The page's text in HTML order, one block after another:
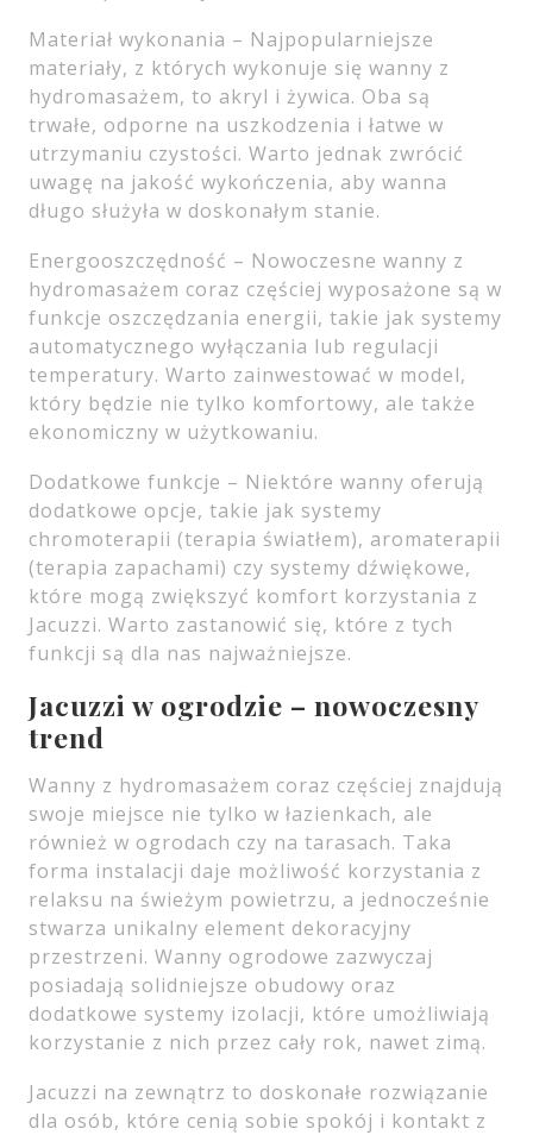
Materiał wykonania – Najpopularniejsze
materiały, z których wykonuje się wanny z
hydromasażem, to akryl i żywica. Oba są
trwałe, odporne na uszkodzenia i łatwe w
utrzymaniu czystości. Warto jednak zwrócić
uwagę na jakość wykończenia, aby wanna
długo służyła w doskonałym stanie.
Energooszczędność – Nowoczesne wanny z
hydromasażem coraz częściej wyposażone są w
funkcje oszczędzania energii, takie jak systemy
automatycznego wyłączania lub regulacji
temperatury. Warto zainwestować w model,
który będzie nie tylko komfortowy, ale także
ekonomiczny w użytkowaniu.
Dodatkowe funkcje – Niektóre wanny oferują
dodatkowe opcje, takie jak systemy
chromoterapii (terapia światłem), aromaterapii
(terapia zapachami) czy systemy dźwiękowe,
które mogą zwiększyć komfort korzystania z
Jacuzzi. Warto zastanowić się, które z tych
funkcji są dla nas najważniejsze.
Jacuzzi w ogrodzie – nowoczesny
trend
Wanny z hydromasażem coraz częściej znajdują
swoje miejsce nie tylko w łazienkach, ale
również w ogrodach czy na tarasach. Taka
forma instalacji daje możliwość korzystania z
relaksu na świeżym powietrzu, a jednocześnie
stwarza unikalny element dekoracyjny
przestrzeni. Wanny ogrodowe zazwyczaj
posiadają solidniejsze obudowy oraz
dodatkowe systemy izolacji, które umożliwiają
korzystanie z nich przez cały rok, nawet zimą.
Jacuzzi na zewnątrz to doskonałe rozwiązanie
dla osób, które cenią sobie spokój i kontakt z